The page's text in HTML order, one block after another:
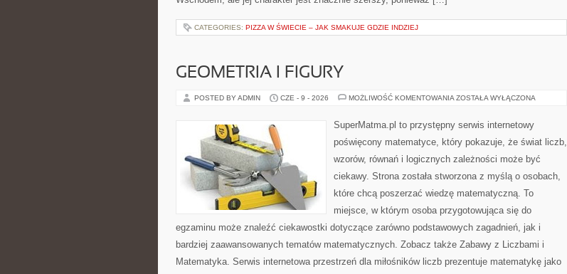
CATEGORIES: PIZZA W ŚWIECIE – JAK SMAKUJE GDZIE INDZIEJ
GEOMETRIA I FIGURY
POSTED BY ADMIN CZE - 9 - 2026 MOŻLIWOŚĆ KOMENTOWANIA GEOMETRIA
ZOSTAŁA WYŁĄCZONA
SuperMatma.pl to przystępny serwis internetowy
poświęcony matematyce, który pokazuje, że świat liczb,
wzorów, równań i logicznych zależności może być
ciekawy. Strona została stworzona z myślą o osobach,
które chcą poszerzać wiedzę matematyczną. To
miejsce, w którym osoba przygotowująca się do
egzaminu może znaleźć ciekawostki dotyczące zarówno podstawowych zagadnień, jak i
bardziej zaawansowanych tematów matematycznych. Zobacz także Zabawy z Liczbami i
Matematyka. Serwis internetowa przestrzeń dla miłośników liczb prezentuje matematykę jako